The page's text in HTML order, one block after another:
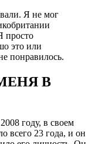
Я не мог
просто
это или
понравилось.
В
году, в своем
всего 23 года, и он